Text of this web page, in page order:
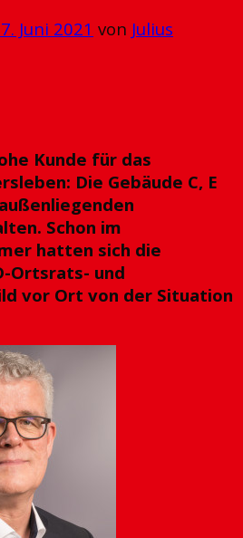
Juni 2021 von Julius
Kunde für das
Die Gebäude C, E
Schon im
hatten sich die
Ortsrats- und
vor Ort von der Situation